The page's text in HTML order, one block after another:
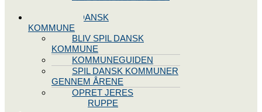
BLIV SPIL DANSK
KOMMUNE
BLIV SPIL DANSK
KOMMUNE
KOMMUNEGUIDEN
SPIL DANSK KOMMUNER
GENNEM ÅRENE
OPRET JERES
STYREGRUPPE